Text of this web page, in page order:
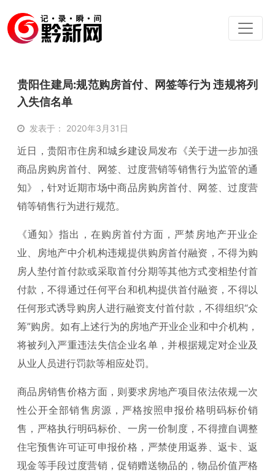
贵阳住建局:规范购房首付、网签等行为 违规将列
入失信名单
发表于： 2020年3月31日
近日，贵阳市住房和城乡建设局发布《关于进一步加强
商品房购房首付、网签、过度营销等销售行为监管的通
知》，针对近期市场中商品房购房首付、网签、过度营
销等销售行为进行规范。
《通知》指出，在购房首付方面，严禁房地产开业企
业、房地产中介机构违规提供购房首付融资，不得为购
房人垫付首付款或采取首付分期等其他方式变相垫付首
付款，不得通过任何平台和机构提供首付融资，不得以
任何形式诱导购房人进行融资支付首付款，不得组织“众
筹”购房。如有上述行为的房地产开业企业和中介机构，
将被列入严重违法失信企业名单，并根据规定对企业及
从业人员进行罚款等相应处罚。
商品房销售价格方面，则要求房地产项目依法依规一次
性公开全部销售房源，严格按照申报价格明码标价销
售，严格执行明码标价、一房一价制度，不得擅自调整
住宅预售许可证可申报价格，严禁使用返券、返卡、返
现金等手段过度营销，促销赠送物品的，物品价值严格